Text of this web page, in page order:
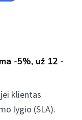
-5%, už 12 -
klientas
lygio (SLA).